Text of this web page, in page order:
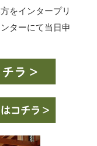
をインタープリ
ターにて当日申